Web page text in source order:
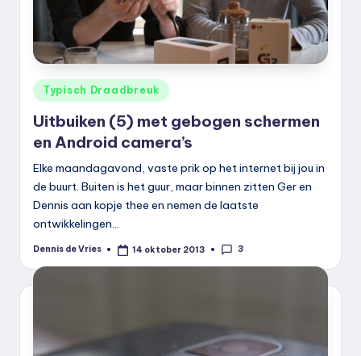
Geplaatst
Typisch Draadbreuk
Uitbuiken (5) met gebogen schermen
en Android camera’s
Elke maandagavond, vaste prik op het internet bij jou in
de buurt. Buiten is het guur, maar binnen zitten Ger en
Dennis aan kopje thee en nemen de laatste
ontwikkelingen…
Geplaatst
Dennis de Vries 14 oktober 2013 3